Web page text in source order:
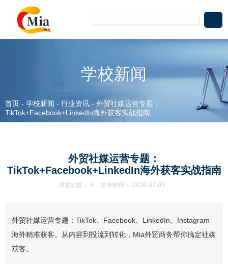
学校新闻
首页 - 学校新闻 - 行业资讯 - 外贸社媒运营专题：
TikTok+Facebook+LinkedIn海外获客实战指南
外贸社媒运营专题：
TikTok+Facebook+LinkedIn海外获客实战指南
浏览次数： 8 发布时间： 2026-07-03
外贸社媒运营专题：TikTok、Facebook、LinkedIn、Instagram
海外精准获客。从内容到投流到转化，Mia外贸商务帮你搞定社媒
获客。